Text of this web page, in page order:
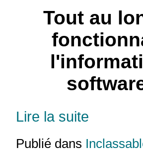
Tout au
Lire la suite
Publié dans